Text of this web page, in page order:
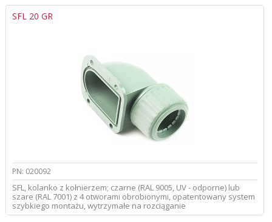
SFL 20 GR
PN: 020092
SFL, kolanko z kołnierzem; czarne (RAL 9005, UV - odporne) lub
szare (RAL 7001) z 4 otworami obrobionymi, opatentowany system
szybkiego montażu, wytrzymałe na rozciąganie